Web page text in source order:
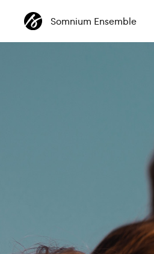
Somnium Ensemble